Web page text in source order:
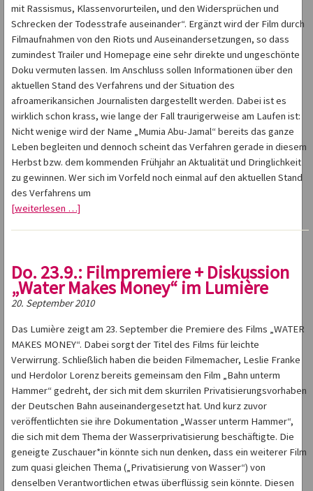
mit Rassismus, Klassenvorurteilen, und den Widersprüchen und
Schrecken der Todesstrafe auseinander“. Ergänzt wird der Film durch
Filmaufnahmen von den Riots und Auseinandersetzungen, so dass
zumindest Trailer und Homepage eine sehr direkte und ungeschönte
Doku vermuten lassen. Im Anschluss sollen Informationen über den
aktuellen Stand des Verfahrens und der Situation des
afroamerikansichen Journalisten dargestellt werden. Dabei ist es
wirklich schon krass, wie lange der Fall traurigerweise am Laufen ist:
Nicht wenige wird der Name „Mumia Abu-Jamal“ bereits das ganze
Leben begleiten und dennoch scheint das Verfahren gerade in diesem
Herbst bzw. dem kommenden Frühjahr an Aktualität und Dringlichkeit
zu gewinnen. Wer sich im Vorfeld noch einmal auf den aktuellen Stand
des Verfahrens um
[weiterlesen …]
Do. 23.9.: Filmpremiere + Diskussion
„Water Makes Money“ im Lumière
20. September 2010
Das Lumière zeigt am 23. September die Premiere des Films „WATER
MAKES MONEY“. Dabei sorgt der Titel des Films für leichte
Verwirrung. Schließlich haben die beiden Filmemacher, Leslie Franke
und Herdolor Lorenz bereits gemeinsam den Film „Bahn unterm
Hammer“ gedreht, der sich mit dem skurrilen Privatisierungsvorhaben
der Deutschen Bahn auseinandergesetzt hat. Und kurz zuvor
veröffentlichten sie ihre Dokumentation „Wasser unterm Hammer“,
die sich mit dem Thema der Wasserprivatisierung beschäftigte. Die
geneigte Zuschauer*in könnte sich nun denken, dass ein weiterer Film
zum quasi gleichen Thema („Privatisierung von Wasser“) von
denselben Verantwortlichen etwas überflüssig sein könnte. Diesen